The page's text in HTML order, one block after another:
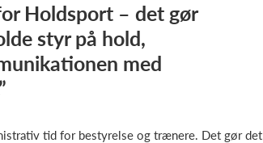
Holdsport – det gør
styr på hold,
med
tid for bestyrelse og trænere. Det gør det